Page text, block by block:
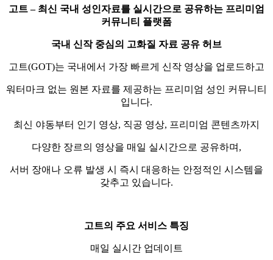
고트 – 최신 국내 성인자료를 실시간으로 공유하는 프리미엄
커뮤니티 플랫폼
국내 신작 중심의 고화질 자료 공유 허브
고트(GOT)는 국내에서 가장 빠르게 신작 영상을 업로드하고
워터마크 없는 원본 자료를 제공하는 프리미엄 성인 커뮤니티
입니다.
최신 야동부터 인기 영상, 직공 영상, 프리미엄 콘텐츠까지
다양한 장르의 영상을 매일 실시간으로 공유하며,
서버 장애나 오류 발생 시 즉시 대응하는 안정적인 시스템을
갖추고 있습니다.
고트의 주요 서비스 특징
매일 실시간 업데이트